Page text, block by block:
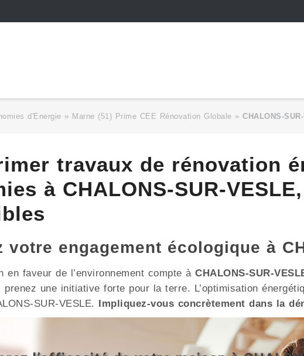
d'Energie » Marne (51) Prime CEE Rénovation Globale » CHALONS-
travaux de rénovation
à CHALONS-SUR-
votre engagement écologique à
en faveur de l’environnement compte à CHALONS-SUR-
prenez une initiative forte pour la terre. L’optimisation
SUR-VESLE. Impliquez-vous concrètement dans la